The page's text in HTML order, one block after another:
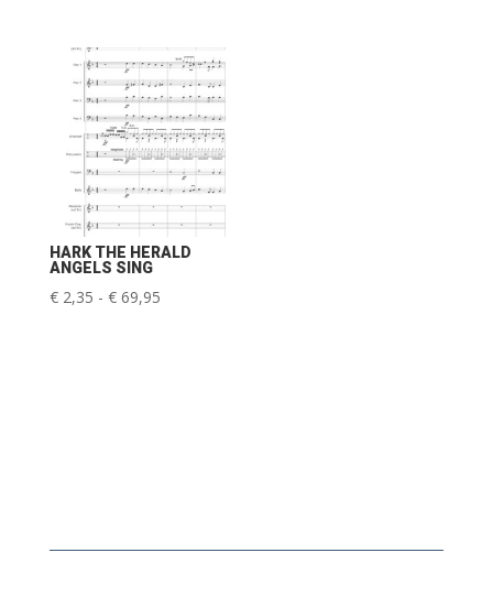
tot
€ 80,95
HARK THE HERALD
ANGELS SING
€2,35 - €69,95Prijsklasse: